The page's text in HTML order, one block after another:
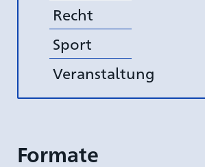
Recht
Sport
Veranstaltung
Formate